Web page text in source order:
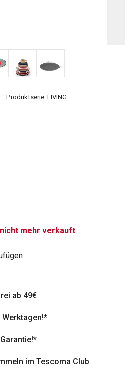
Produktserie: LIVING
mehr verkauft
ab 49€
im Tescoma Club